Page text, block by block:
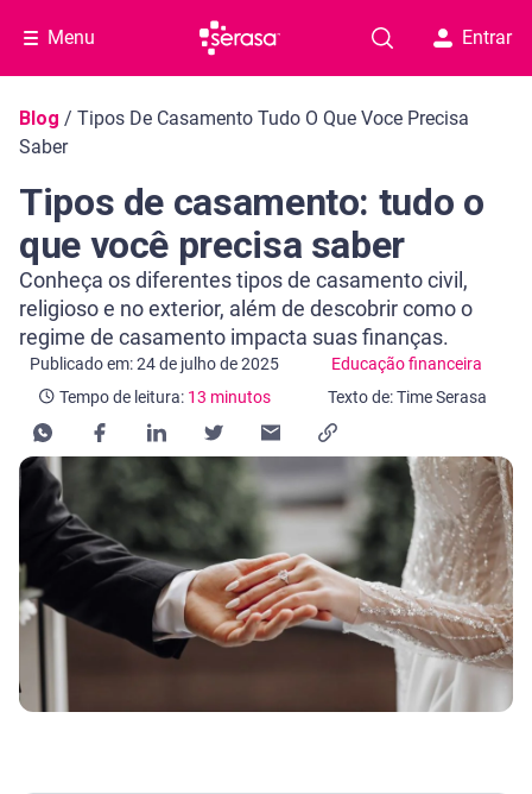
Menu Entrar
Navegação do blog
Blog / Tipos De Casamento Tudo O Que Voce Precisa
Saber
Tipos de casamento: tudo o
que você precisa saber
Conheça os diferentes tipos de casamento civil,
religioso e no exterior, além de descobrir como o
regime de casamento impacta suas finanças.
Publicado em: 24 de julho de 2025 Educação financeira
Categoria Educação financeira
Tempo de leitura: 13 minutos
Tempo de leitura: 13 minutos
Texto de: Time Serasa